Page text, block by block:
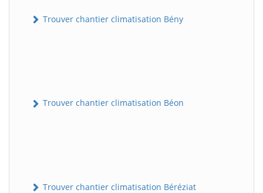
Trouver chantier climatisation Bény
Trouver chantier climatisation Béon
Trouver chantier climatisation Béréziat